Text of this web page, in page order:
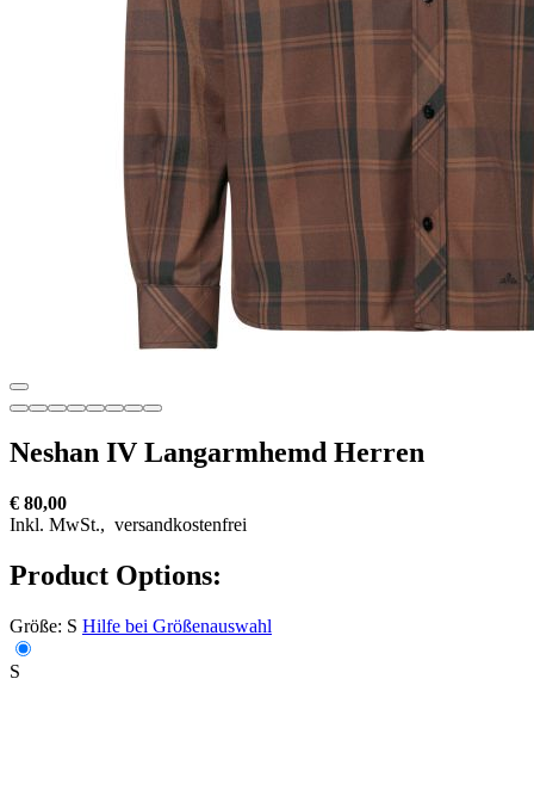
Neshan IV Langarmhemd Herren
€ 80,00
Inkl. MwSt., versandkostenfrei
Product Options:
Größe: S Hilfe bei Größenauswahl
S